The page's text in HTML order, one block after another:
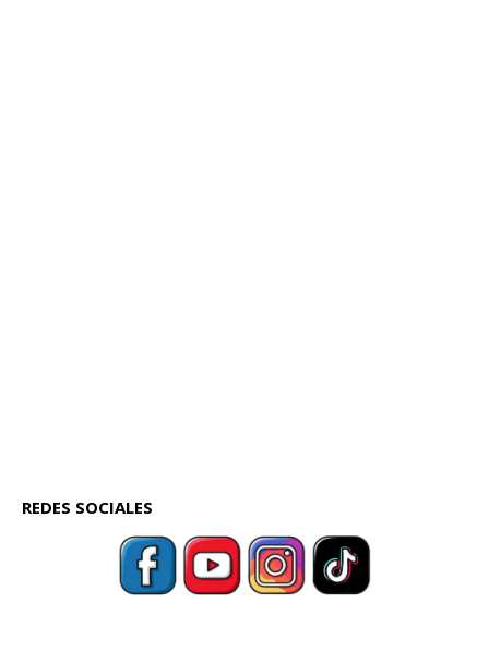
REDES SOCIALES